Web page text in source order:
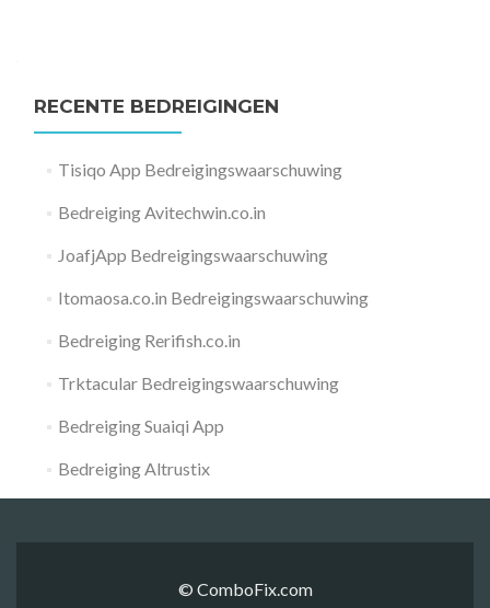
RECENTE BEDREIGINGEN
Tisiqo App Bedreigingswaarschuwing
Bedreiging Avitechwin.co.in
JoafjApp Bedreigingswaarschuwing
Itomaosa.co.in Bedreigingswaarschuwing
Bedreiging Rerifish.co.in
Trktacular Bedreigingswaarschuwing
Bedreiging Suaiqi App
Bedreiging Altrustix
© ComboFix.com